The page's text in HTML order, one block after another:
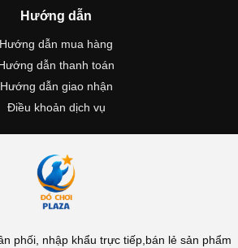
Hướng dẫn
Hướng dẫn mua hàng
dẫn thanh toán
Hướng dẫn giao nhận
Điều khoản dịch vụ
phối, nhập khẩu trực tiếp,bán lẻ sản phẩm